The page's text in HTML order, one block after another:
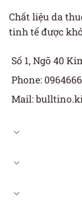
Chất liệu da
tinh tế được
Số 1, Ngõ 40
Phone:
Mail: